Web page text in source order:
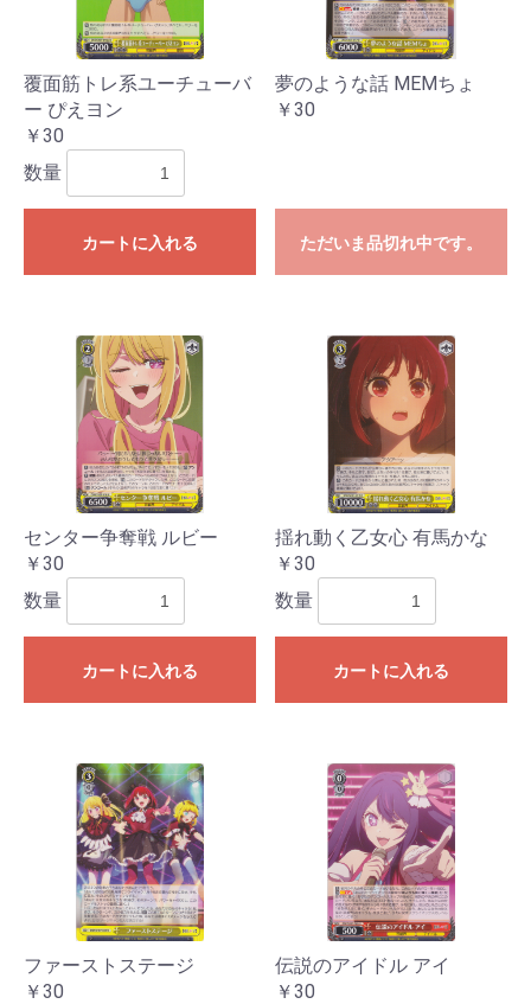
覆面筋トレ系ユーチューバ
ー ぴえヨン
￥30
数量
カートに入れる
夢のような話 MEMちょ
￥30
ただいま品切れ中です。
センター争奪戦 ルビー
￥30
数量
カートに入れる
揺れ動く乙女心 有馬かな
￥30
数量
カートに入れる
ファーストステージ
￥30
伝説のアイドル アイ
￥30
お買い物を続ける カートへ進む